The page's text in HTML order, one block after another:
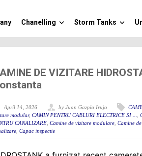
Chanelling Storm Tanks
DE VIZITARE
April 14, 2026 by Juan Gazpio Irujo
modular, CAMIN PENTRU CABLURI ELECTRICE SI ...
CANALIZARE Camine de vizitare modulare Camine
Capac inspectie